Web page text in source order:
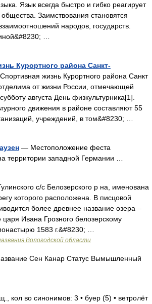
Язык всегда быстро и гибко реагирует
Заимствования становятся
народов, государств.
…
Курортного района Санкт-
жизнь Курортного района Санкт
от жизни России, отмечающей
августа День физкультурника[1].
движения в районе составляют 55
учреждений, в том&#8230; …
— Местоположение феста
территории западной Германии …
с/с Белозерского р на, именована
которого расположена. В писцовой
более древнее название озера –
царя Ивана Грозного белозерскому
1583 г.&#8230; …
Вологодской области
Сен Канар Статус Вымышленный
кол во синонимов: 3 • буер (5) • ветролёт